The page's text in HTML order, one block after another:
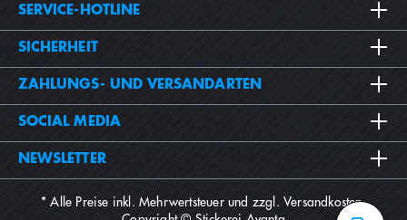
SERVICE-HOTLINE
SICHERHEIT
ZAHLUNGS- UND VERSANDARTEN
SOCIAL MEDIA
NEWSLETTER
* Alle Preise inkl. Mehrwertsteuer und zzgl.Versandkosten.